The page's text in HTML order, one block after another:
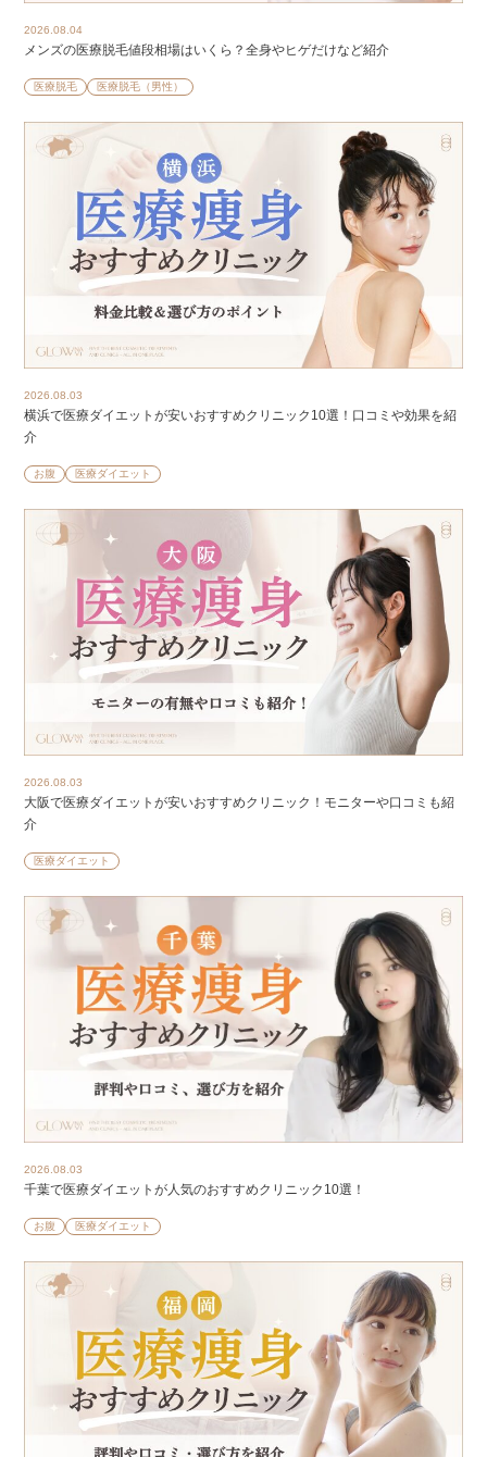
2026.08.04
メンズの医療脱毛値段相場はいくら？全身やヒゲだけなど紹介
医療脱毛 医療脱毛（男性）
2026.08.03
横浜で医療ダイエットが安いおすすめクリニック10選！口コミや効果を紹
介
お腹 医療ダイエット
2026.08.03
大阪で医療ダイエットが安いおすすめクリニック！モニターや口コミも紹
介
医療ダイエット
2026.08.03
千葉で医療ダイエットが人気のおすすめクリニック10選！
お腹 医療ダイエット